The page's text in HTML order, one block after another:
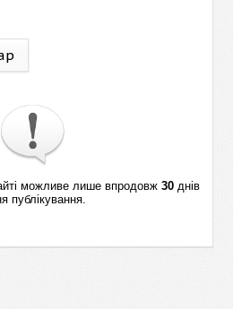
можливе лише впродовж 30днів
публікування.